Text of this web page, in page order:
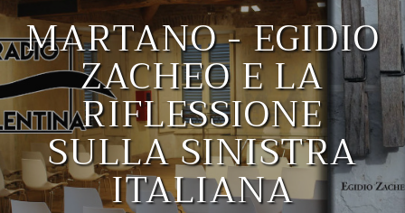
MARTANO - EGIDIO
ZACHEO E LA
RIFLESSIONE
SULLA SINISTRA
ITALIANA